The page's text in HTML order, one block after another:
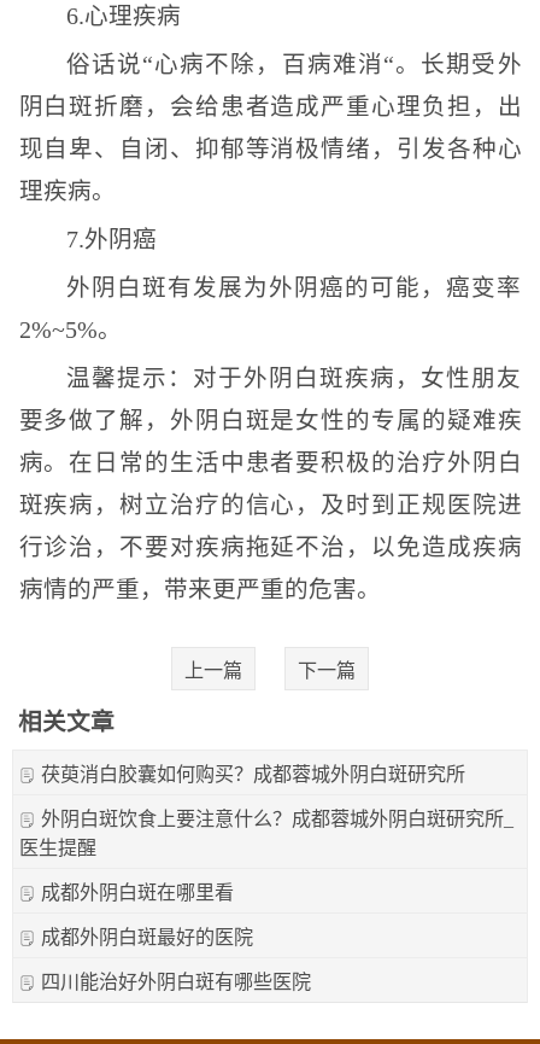
6.心理疾病
俗话说“心病不除，百病难消“。长期受外
阴白斑折磨，会给患者造成严重心理负担，出
现自卑、自闭、抑郁等消极情绪，引发各种心
理疾病。
7.外阴癌
外阴白斑有发展为外阴癌的可能，癌变率
2%~5%。
温馨提示：对于外阴白斑疾病，女性朋友
要多做了解，外阴白斑是女性的专属的疑难疾
病。在日常的生活中患者要积极的治疗外阴白
斑疾病，树立治疗的信心，及时到正规医院进
行诊治，不要对疾病拖延不治，以免造成疾病
病情的严重，带来更严重的危害。
上一篇 下一篇
相关文章
茯萸消白胶囊如何购买？成都蓉城外阴白斑研究所
外阴白斑饮食上要注意什么？成都蓉城外阴白斑研究所_
医生提醒
成都外阴白斑在哪里看
成都外阴白斑最好的医院
四川能治好外阴白斑有哪些医院